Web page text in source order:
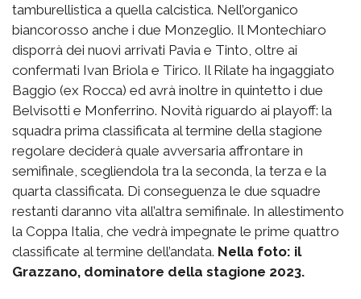
tamburellistica a quella calcistica. Nell’organico
biancorosso anche i due Monzeglio. Il Montechiaro
disporrà dei nuovi arrivati Pavia e Tinto, oltre ai
confermati Ivan Briola e Tirico. Il Rilate ha ingaggiato
Baggio (ex Rocca) ed avrà inoltre in quintetto i due
Belvisotti e Monferrino. Novità riguardo ai playoff: la
squadra prima classificata al termine della stagione
regolare deciderà quale avversaria affrontare in
semifinale, scegliendola tra la seconda, la terza e la
quarta classificata. Di conseguenza le due squadre
restanti daranno vita all’altra semifinale. In allestimento
la Coppa Italia, che vedrà impegnate le prime quattro
classificate al termine dell’andata. Nella foto: il
Grazzano, dominatore della stagione 2023.